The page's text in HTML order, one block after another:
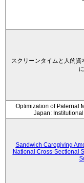
スクリーンタイムと人的
Optimization of Paternal
Japan:
Sandwich Caregiving
National Cross-Sectional